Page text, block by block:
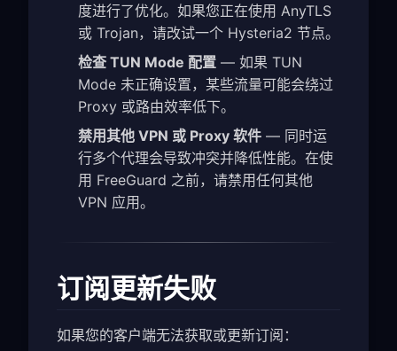
度进行了优化。如果您正在使用 AnyTLS
或 Trojan，请改试一个 Hysteria2 节点。
检查 TUN Mode 配置 — 如果 TUN
Mode 未正确设置，某些流量可能会绕过
Proxy 或路由效率低下。
禁用其他 VPN 或 Proxy 软件 — 同时运
行多个代理会导致冲突并降低性能。在使
用 FreeGuard 之前，请禁用任何其他
VPN 应用。
订阅更新失败
如果您的客户端无法获取或更新订阅：